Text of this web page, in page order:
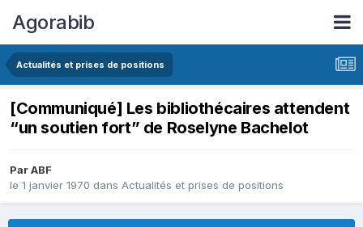
Agorabib
Actualités et prises de positions
[Communiqué] Les bibliothécaires attendent
“un soutien fort” de Roselyne Bachelot
Par ABF
le 1 janvier 1970 dans Actualités et prises de positions